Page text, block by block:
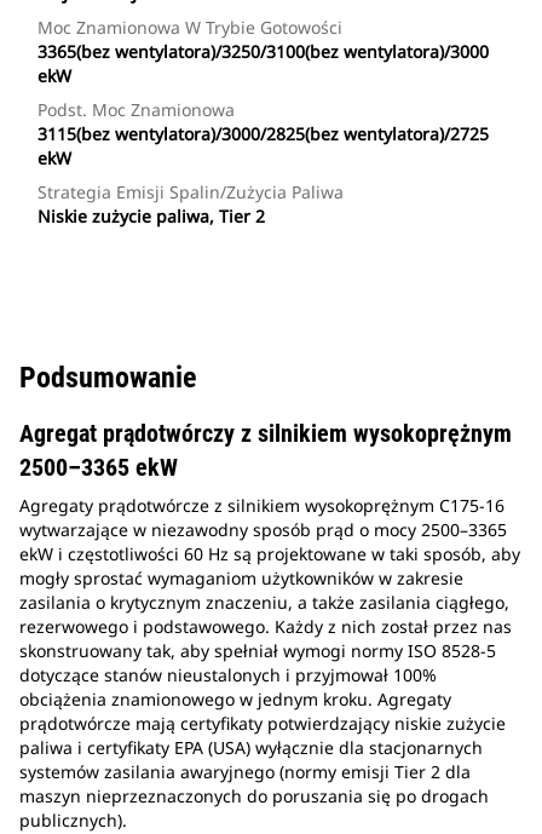
Moc Znamionowa W Trybie Gotowości
3365(bez wentylatora)/3250/3100(bez wentylatora)/3000
ekW
Podst. Moc Znamionowa
3115(bez wentylatora)/3000/2825(bez wentylatora)/2725
ekW
Strategia Emisji Spalin/zużycia Paliwa
Niskie zużycie paliwa, Tier 2
Podsumowanie
Agregat prądotwórczy z silnikiem wysokoprężnym
2500–3365 ekW
Agregaty prądotwórcze z silnikiem wysokoprężnym C175-16
wytwarzające w niezawodny sposób prąd o mocy 2500–3365
ekW i częstotliwości 60 Hz są projektowane w taki sposób, aby
mogły sprostać wymaganiom użytkowników w zakresie
zasilania o krytycznym znaczeniu, a także zasilania ciągłego,
rezerwowego i podstawowego. Każdy z nich został przez nas
skonstruowany tak, aby spełniał wymogi normy ISO 8528-5
dotyczące stanów nieustalonych i przyjmował 100%
obciążenia znamionowego w jednym kroku. Agregaty
prądotwórcze mają certyfikaty potwierdzający niskie zużycie
paliwa i certyfikaty EPA (USA) wyłącznie dla stacjonarnych
systemów zasilania awaryjnego (normy emisji Tier 2 dla
maszyn nieprzeznaczonych do poruszania się po drogach
publicznych).